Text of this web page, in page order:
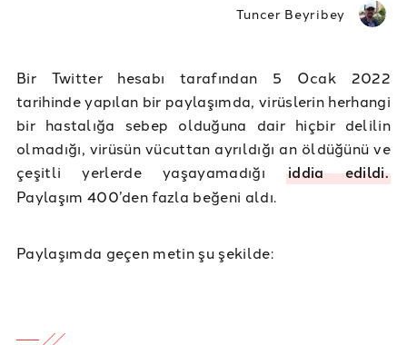
Tuncer Beyribey
Bir Twitter hesabı tarafından 5 Ocak 2022
tarihinde yapılan bir paylaşımda, virüslerin herhangi
bir hastalığa sebep olduğuna dair hiçbir delilin
olmadığı, virüsün vücuttan ayrıldığı an öldüğünü ve
çeşitli yerlerde yaşayamadığıiddia edildi.
Paylaşım 400’den fazla beğeni aldı.
Paylaşımda geçen metin şu şekilde: